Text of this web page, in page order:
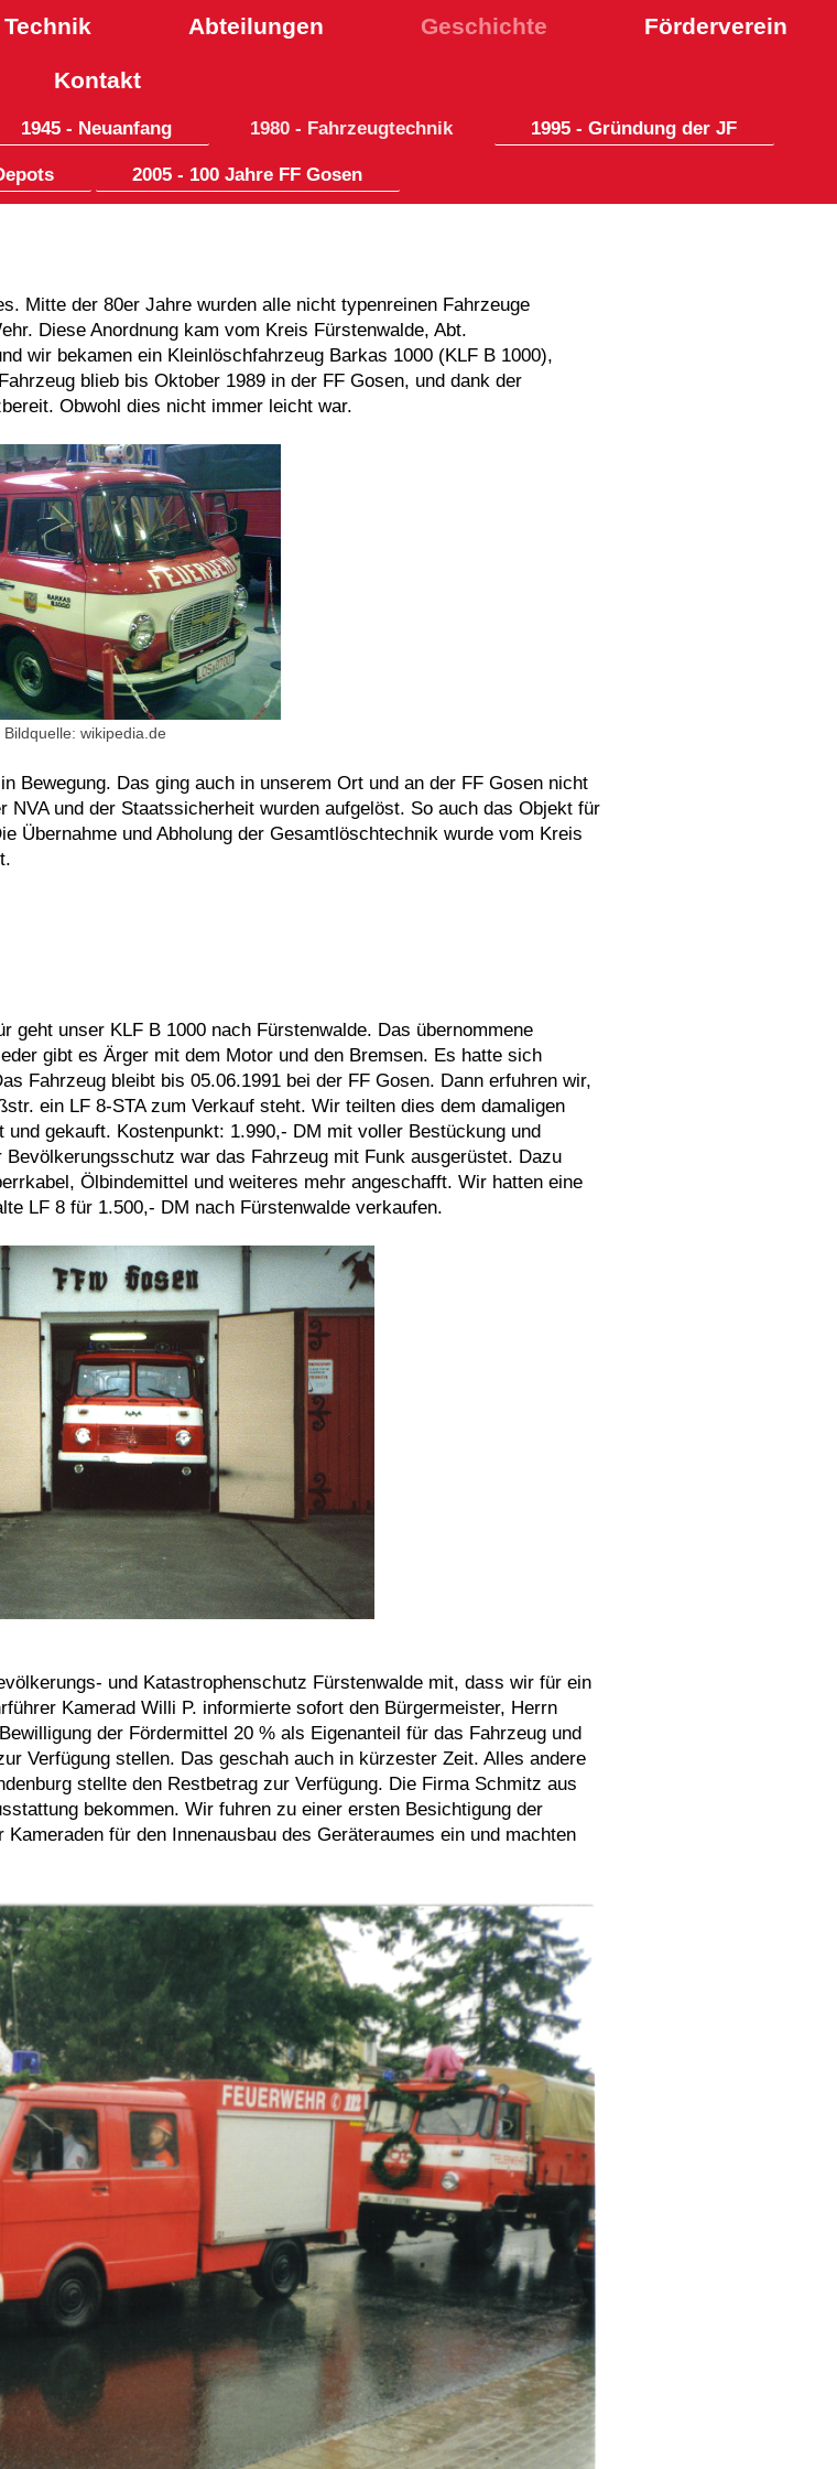
Technik Abteilungen Geschichte Förderverein
Kontakt
1945 - Neuanfang 1980 - Fahrzeugtechnik 1995 - Gründung der JF
2005 - 100 Jahre FF Gosen
Mitte der 80er Jahre wurden alle nicht typenreinen Fahrzeuge
Diese Anordnung kam vom Kreis Fürstenwalde, Abt.
wir bekamen ein Kleinlöschfahrzeug Barkas 1000 (KLF B 1000),
blieb bis Oktober 1989 in der FF Gosen, und dank der
Obwohl dies nicht immer leicht war.
wikipedia.de
Bewegung. Das ging auch in unserem Ort und an der FF Gosen nicht
und der Staatssicherheit wurden aufgelöst. So auch das Objekt für
Übernahme und Abholung der Gesamtlöschtechnik wurde vom Kreis
geht unser KLF B 1000 nach Fürstenwalde. Das übernommene
gibt es Ärger mit dem Motor und den Bremsen. Es hatte sich
Fahrzeug bleibt bis 05.06.1991 bei der FF Gosen. Dann erfuhren wir,
ein LF 8-STA zum Verkauf steht. Wir teilten dies dem damaligen
und gekauft. Kostenpunkt: 1.990,- DM mit voller Bestückung und
war das Fahrzeug mit Funk ausgerüstet. Dazu
Ölbindemittel und weiteres mehr angeschafft. Wir hatten eine
LF 8 für 1.500,- DM nach Fürstenwalde verkaufen.
und Katastrophenschutz Fürstenwalde mit, dass wir für ein
Kamerad Willi P. informierte sofort den Bürgermeister, Herrn
der Fördermittel 20 % als Eigenanteil für das Fahrzeug und
Verfügung stellen. Das geschah auch in kürzester Zeit. Alles andere
stellte den Restbetrag zur Verfügung. Die Firma Schmitz aus
bekommen. Wir fuhren zu einer ersten Besichtigung der
für den Innenausbau des Geräteraumes ein und machten